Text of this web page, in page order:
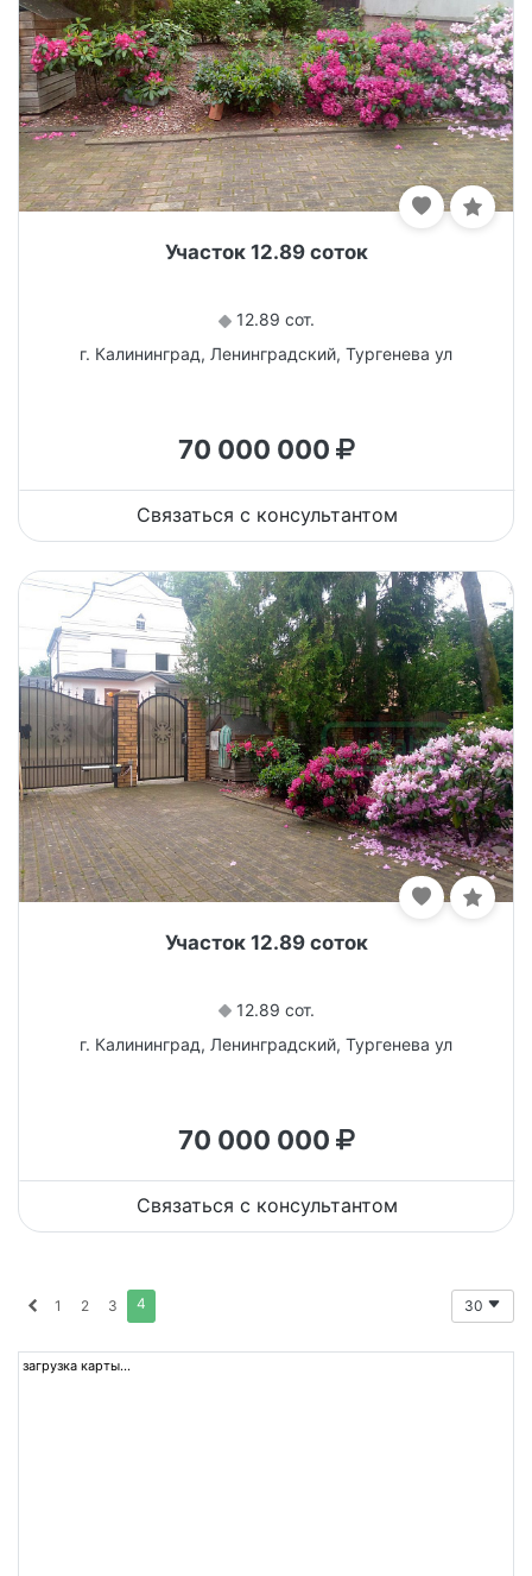
Участок 12.89 соток
12.89 сот.
г. Калининград, Ленинградский, Тургенева ул
70 000 000
Связаться с консультантом
Участок 12.89 соток
12.89 сот.
г. Калининград, Ленинградский, Тургенева ул
70 000 000
Связаться с консультантом
1 2 3 4 30
загрузка карты...